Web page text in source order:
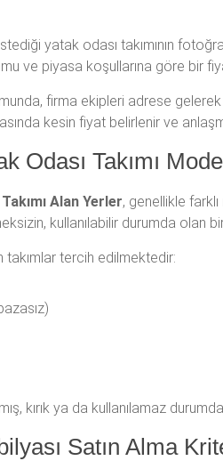
yatak odası takımının
ve piyasa koşullarına göre bir
firma ekipleri adrese
kesin fiyat belirlenir ve
Odası Takımı
Alan Yerler, genellikle
kullanılabilir durumda olan
takımlar tercih edilmektedir:
kırık ya da kullanılamaz
Satın Alma